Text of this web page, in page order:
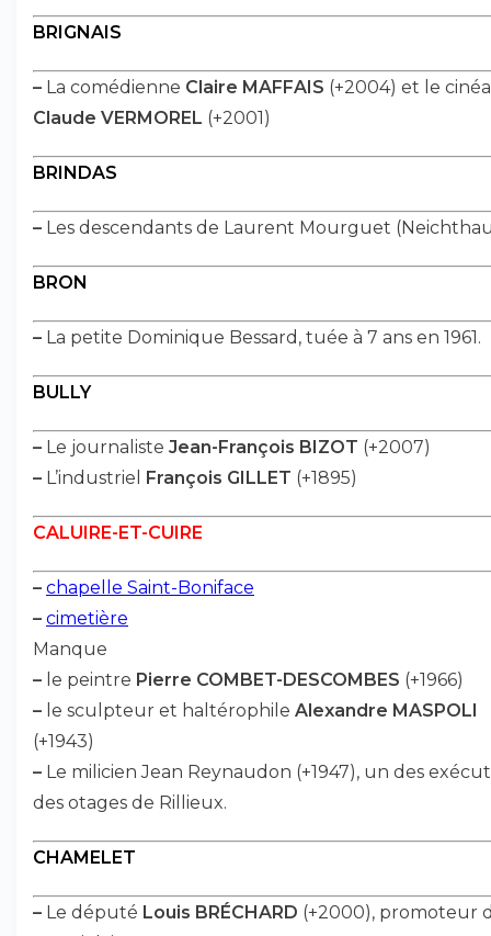
BRIGNAIS
– La comédienne Claire MAFFAIS (+2004) et le
Claude VERMOREL (+2001)
BRINDAS
– Les descendants de Laurent Mourguet
BRON
– La petite Dominique Bessard, tuée à 7 ans en 1961.
BULLY
– Le journaliste Jean-François BIZOT (+2007)
– L’industriel François GILLET (+1895)
CALUIRE-ET-CUIRE
– chapelle Saint-Boniface
– cimetière
Manque
– le peintre Pierre COMBET-DESCOMBES (+1966)
– le sculpteur et haltérophile Alexandre MASPOLI
(+1943)
– Le milicien Jean Reynaudon (+1947), un des
des otages de Rillieux.
CHAMELET
– Le député Louis BRÉCHARD (+2000), promoteur